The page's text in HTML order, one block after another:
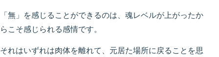
「無」を感じることができるのは、魂レベルが上がったか
らこそ感じられる感情です。
それはいずれは肉体を離れて、元居た場所に戻ることを思